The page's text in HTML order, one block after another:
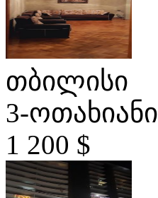
თბილისი
3-ოთახიანი
1 200 $